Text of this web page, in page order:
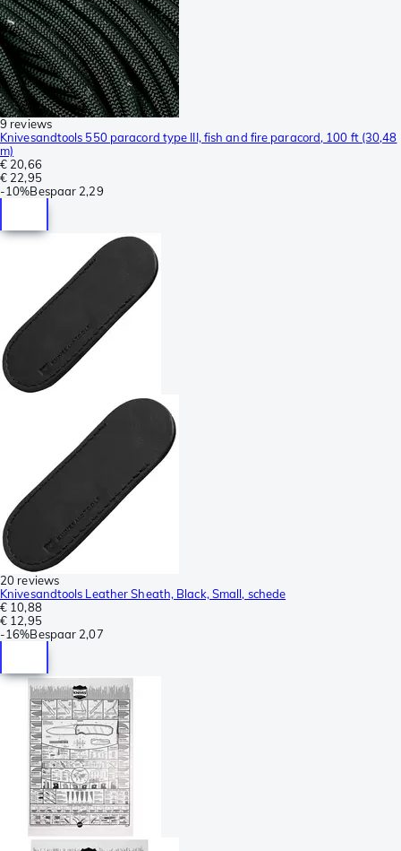
9 reviews
Knivesandtools 550 paracord type III, fish and fire paracord, 100 ft (30,48
m)
€ 20,66
€ 22,95
-10%Bespaar 2,29
20 reviews
Knivesandtools Leather Sheath, Black, Small, schede
€ 10,88
€ 12,95
-16%Bespaar 2,07